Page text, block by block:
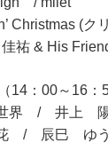
(ク
& His
14：00～16：
界 / 井上
/ 辰巳 ゆう